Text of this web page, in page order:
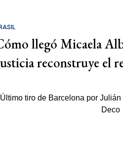
llegó Micaela
reconstruye el